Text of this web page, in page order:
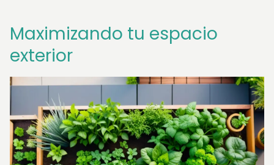
Maximizando tu espacio
exterior